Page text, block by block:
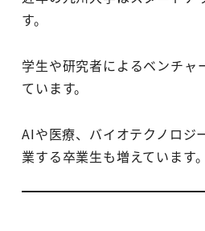
す。
学生や研究者によるベンチャ
ています。
AIや医療、バイオテクノロジ
業する卒業生も増えています。